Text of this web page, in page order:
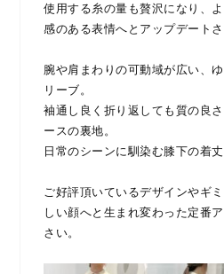
使用する糸の量も贅沢になり、
感のある表情へとアップデートさ
腕や肩まわりの可動域が広い、
リーブ。
袖通し良く折り返しても質の良
ースの裏地。
日常のシーンに馴染む膝下の着丈
ご好評頂いているデザインやギ
しい顔へと生まれ変わった定番
さい。